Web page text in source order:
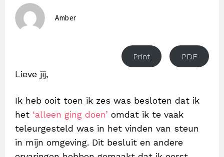
Amber
Print PDF
Lieve jij,
Ik heb ooit toen ik zes was besloten dat ik
het ‘alleen ging doen’ omdat ik te vaak
teleurgesteld was in het vinden van steun
in mijn omgeving. Dit besluit en andere